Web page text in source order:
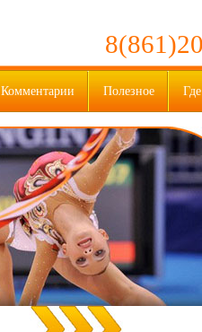
Комментарии Полезное